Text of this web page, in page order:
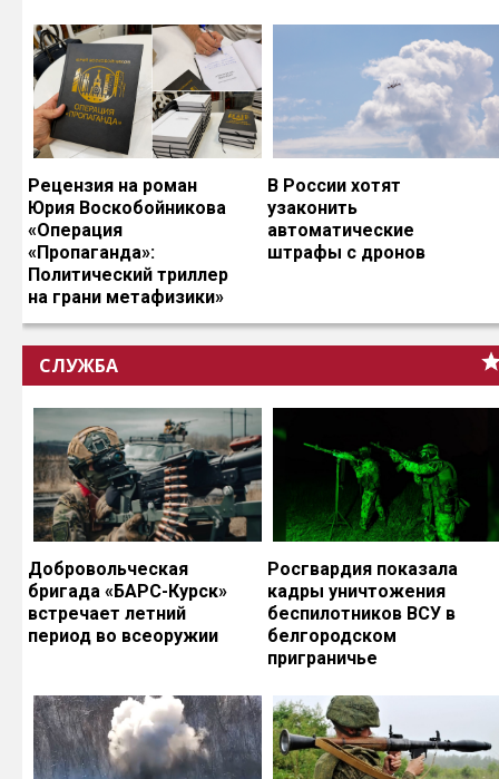
Рецензия на роман
Юрия Воскобойникова
«Операция
«Пропаганда»:
Политический триллер
на грани метафизики»
В России хотят
узаконить
автоматические
штрафы с дронов
СЛУЖБА
Добровольческая
бригада «БАРС-Курск»
встречает летний
период во всеоружии
Росгвардия показала
кадры уничтожения
беспилотников ВСУ в
белгородском
приграничье